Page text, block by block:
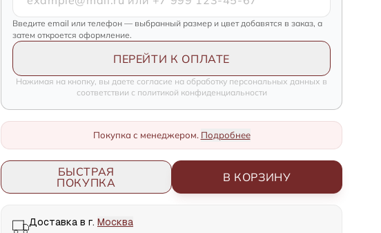
Введите email или телефон — выбранный размер и цвет добавятся в заказ, а
затем откроется оформление.
ПЕРЕЙТИ К ОПЛАТЕ
Нажимая на кнопку, вы даете согласие на обработку персональных данных в
соответствии с политикой конфиденциальности
Покупка с менеджером. Подробнее
БЫСТРАЯ
ПОКУПКА
В КОРЗИНУ
Доставка в г. Москва